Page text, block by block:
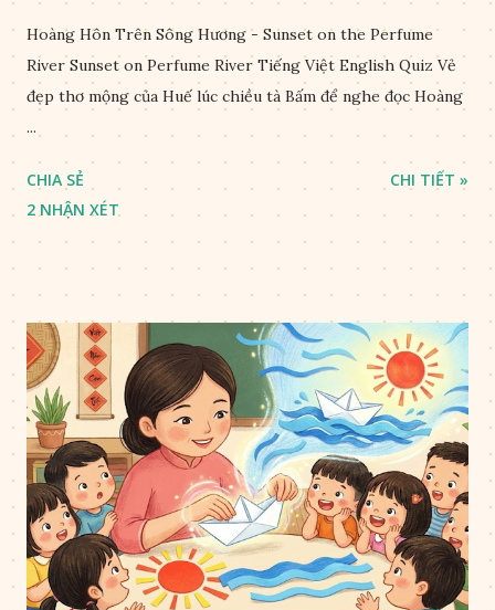
Hoàng Hôn Trên Sông Hương - Sunset on the Perfume
River Sunset on Perfume River Tiếng Việt English Quiz Vẻ
đẹp thơ mộng của Huế lúc chiều tà Bấm để nghe đọc Hoàng
...
CHIA SẺ
2 NHẬN XÉT
CHI TIẾT »